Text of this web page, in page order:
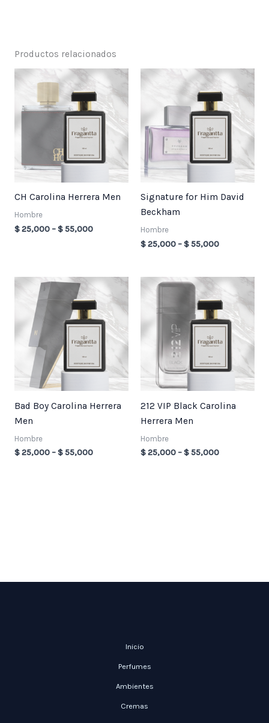
Productos relacionados
CH Carolina Herrera Men
Hombre
$25,000 –$55,000
Price
$ 25,000
through
$ 55,000
Signature for Him David
Beckham
Hombre
$25,000 –$55,000
Price
$ 25,000
through
$ 55,000
Bad Boy Carolina Herrera
Men
Hombre
$25,000 –$55,000
Price
$ 25,000
through
$ 55,000
212 VIP Black Carolina
Herrera Men
Hombre
$25,000 –$55,000
Price
$ 25,000
through
$ 55,000
Inicio
Perfumes
Ambientes
Cremas